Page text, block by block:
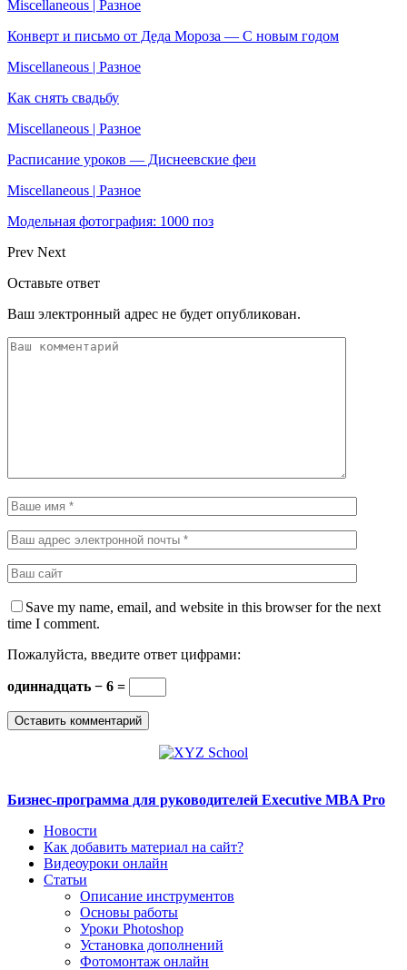
Miscellaneous | Разное
Конверт и письмо от Деда Мороза — С новым годом
Miscellaneous | Разное
Как снять свадьбу
Miscellaneous | Разное
Расписание уроков — Диснеевские феи
Miscellaneous | Разное
Модельная фотография: 1000 поз
Prev Next
Оставьте ответ
Ваш электронный адрес не будет опубликован.
Save my name, email, and website in this browser for the next
time I comment.
Пожалуйста, введите ответ цифрами:
одиннадцать − 6 =
Бизнес-программа для руководителей Executive MBA Pro
Новости
Как добавить материал на сайт?
Видеоуроки онлайн
Статьи
Описание инструментов
Основы работы
Уроки Photoshop
Установка дополнений
Фотомонтаж онлайн